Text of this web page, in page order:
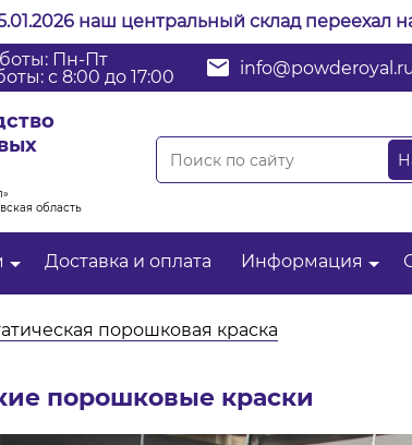
наш центральный склад переехал
Пн-Пт
с 8:00 до 17:00
область
Доставка и оплата Информация
порошковая краска
порошковые краски